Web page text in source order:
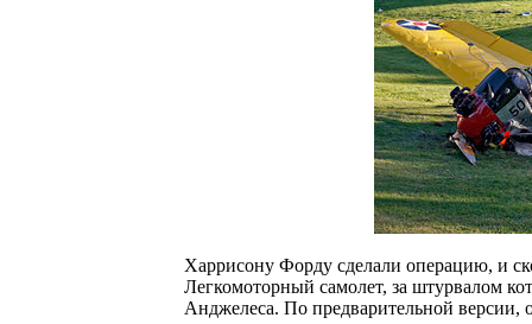
Харрисону Форду сделали операцию, и
Легкомоторный самолет, за штурвалом
Анджелеса. По предварительной версии,